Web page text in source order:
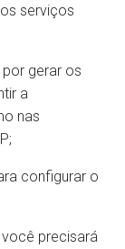
serviços
gerar os
a
nas
configurar o
precisará